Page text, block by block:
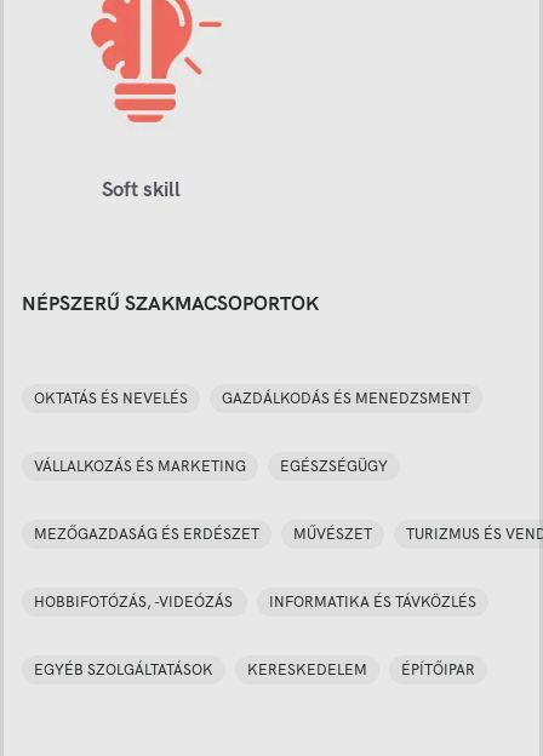
Soft skill
NÉPSZERŰ SZAKMACSOPORTOK
OKTATÁS ÉS NEVELÉS GAZDÁLKODÁS ÉS MENEDZSMENT
VÁLLALKOZÁS ÉS MARKETING EGÉSZSÉGÜGY
MEZŐGAZDASÁG ÉS ERDÉSZET MŰVÉSZET TURIZMUS ÉS
HOBBIFOTÓZÁS, -VIDEÓZÁS INFORMATIKA ÉS TÁVKÖZLÉS
EGYÉB SZOLGÁLTATÁSOK KERESKEDELEM ÉPÍTŐIPAR